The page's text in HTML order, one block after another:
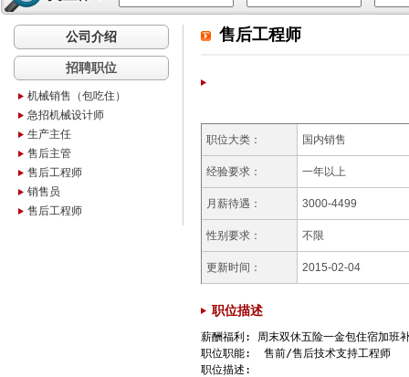
公司介绍
招聘职位
机械销售（包吃住）
急招机械设计师
生产主任
售后主管
售后工程师
销售员
售后工程师
售后工程师
职位大类： 国内销售
经验要求： 一年以上
月薪待遇： 3000-4499
性别要求： 不限
更新时间： 2015-02-04
职位描述
薪酬福利: 周末双休五险一金包住宿加班
职位职能:  售前/售后技术支持工程师
职位描述: